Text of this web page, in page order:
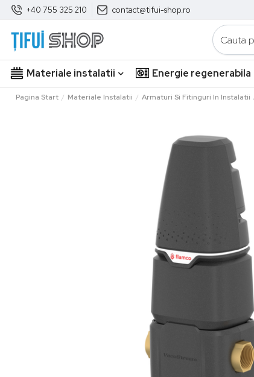
+40 755 325 210 contact@tifui-shop.ro
Materiale instalatii Energie regenerabila
Pagina Start Materiale Instalatii Armaturi Si Fitinguri In Instalatii